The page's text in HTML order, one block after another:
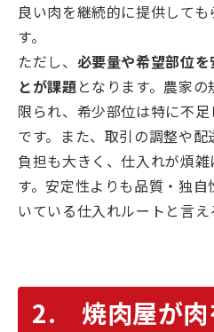
良い肉を継続的に提供して
す。
ただし、 必要量や希望部位
とが課題となります。農家
限られ、希少部位は特に不
です。また、取引の調整や
負担も大きく、仕入れが煩
す。安定性よりも品質・独
いている仕入れルートと言え
2. 焼肉屋が肉